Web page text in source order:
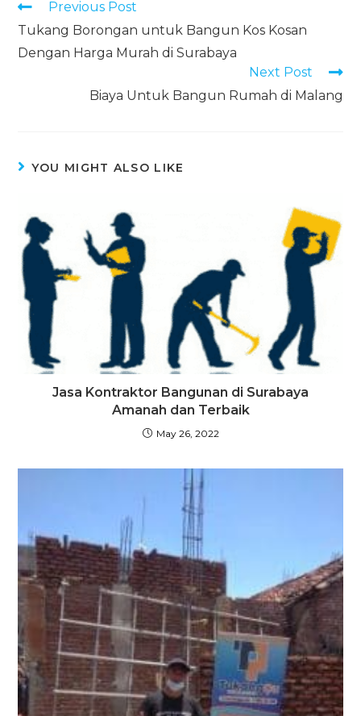
Previous Post
Tukang Borongan untuk Bangun Kos Kosan
Dengan Harga Murah di Surabaya
Next Post
Biaya Untuk Bangun Rumah di Malang
YOU MIGHT ALSO LIKE
Jasa Kontraktor Bangunan di Surabaya
Amanah dan Terbaik
May 26, 2022